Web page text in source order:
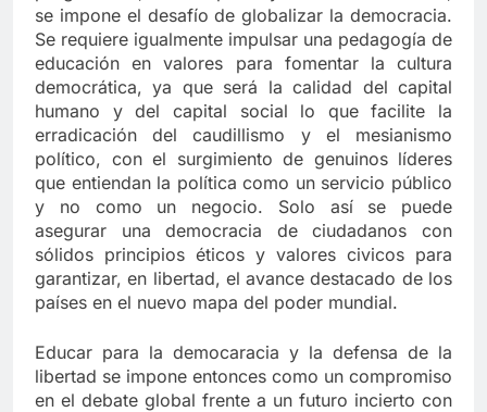
se impone el desafío de globalizar la democracia.
Se requiere igualmente impulsar una pedagogía de
educación en valores para fomentar la cultura
democrática, ya que será la calidad del capital
humano y del capital social lo que facilite la
erradicación del caudillismo y el mesianismo
político, con el surgimiento de genuinos líderes
que entiendan la política como un servicio público
y no como un negocio. Solo así se puede
asegurar una democracia de ciudadanos con
sólidos principios éticos y valores civicos para
garantizar, en libertad, el avance destacado de los
países en el nuevo mapa del poder mundial.
Educar para la democaracia y la defensa de la
libertad se impone entonces como un compromiso
en el debate global frente a un futuro incierto con